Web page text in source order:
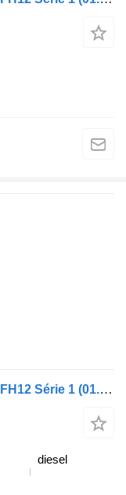
Valve de commande de frein Bosch FH12 Série 1 (01.93-12.02) 0481026019 pour camion Volvo FH12, FH16, NH12, FH, VNL780 (1993-2014)
diesel